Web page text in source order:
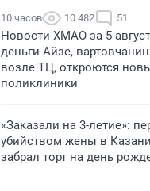
10 часов 10 482 51
Новости ХМАО за 5
деньги Айзе,
возле ТЦ, откроются
поликлиники
«Заказали на 3-летие»:
убийством жены в
забрал торт на день